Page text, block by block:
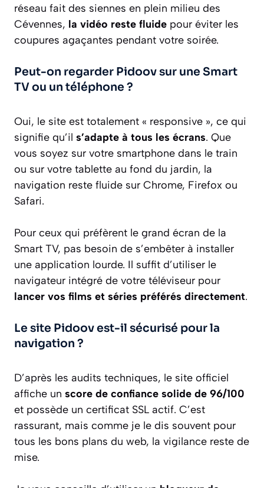
réseau fait des siennes en plein milieu des
Cévennes, la vidéo reste fluide pour éviter les
coupures agaçantes pendant votre soirée.
Peut-on regarder Pidoov sur une Smart
TV ou un téléphone ?
Oui, le site est totalement « responsive », ce qui
signifie qu’il s’adapte à tous les écrans. Que
vous soyez sur votre smartphone dans le train
ou sur votre tablette au fond du jardin, la
navigation reste fluide sur Chrome, Firefox ou
Safari.
Pour ceux qui préfèrent le grand écran de la
Smart TV, pas besoin de s’embêter à installer
une application lourde. Il suffit d’utiliser le
navigateur intégré de votre téléviseur pour
lancer vos films et séries préférés directement.
Le site Pidoov est-il sécurisé pour la
navigation ?
D’après les audits techniques, le site officiel
affiche un score de confiance solide de 96/100
et possède un certificat SSL actif. C’est
rassurant, mais comme je le dis souvent pour
tous les bons plans du web, la vigilance reste de
mise.